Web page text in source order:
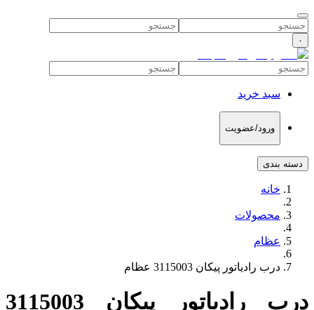
۰
سبد خرید
ورود/عضویت
دسته بندی
خانه
محصولات
عظام
درب رادیاتور پیکان 3115003 عظام
درب رادیاتور پیکان 3115003